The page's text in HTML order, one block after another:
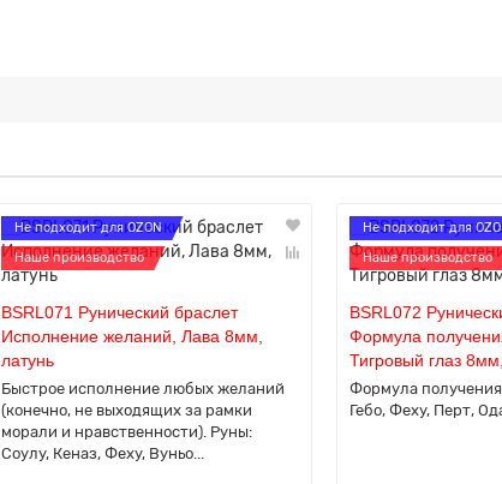
Не подходит для OZON
Наше производство
BSRL071 Рунический браслет
Исполнение желаний, Лава 8мм,
латунь
Быстрое исполнение любых желаний
(конечно, не выходящих за рамки
морали и нравственности). Руны:
Соулу, Кеназ, Феху, Вуньо...
Не подходит для
Наше производство
BSRL072
Формула
Тигровый глаз
Формула
Гебо, Феху, Перт,